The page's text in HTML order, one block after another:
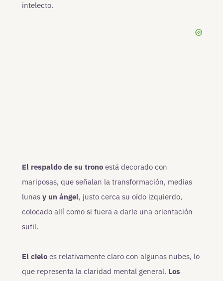
intelecto.
El respaldo de su trono está decorado con
mariposas, que señalan la transformación, medias
lunas y un ángel, justo cerca su oído izquierdo,
colocado allí como si fuera a darle una orientación
sutil.
El cielo es relativamente claro con algunas nubes, lo
que representa la claridad mental general. Los